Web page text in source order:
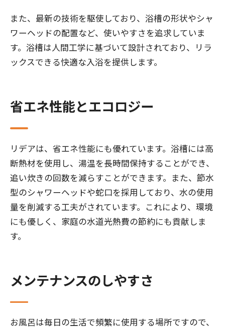
また、最新の技術を駆使しており、浴槽の形状やシャ
ワーヘッドの配置など、使いやすさを追求していま
す。浴槽は人間工学に基づいて設計されており、リラ
ックスできる快適な入浴を提供します。
省エネ性能とエコロジー
リデアは、省エネ性能にも優れています。浴槽には高
断熱材を使用し、湯温を長時間保持することができ、
追い炊きの回数を減らすことができます。また、節水
型のシャワーヘッドや蛇口を採用しており、水の使用
量を削減する工夫がされています。これにより、環境
にも優しく、家庭の水道光熱費の節約にも貢献しま
す。
メンテナンスのしやすさ
お風呂は毎日の生活で頻繁に使用する場所ですので、